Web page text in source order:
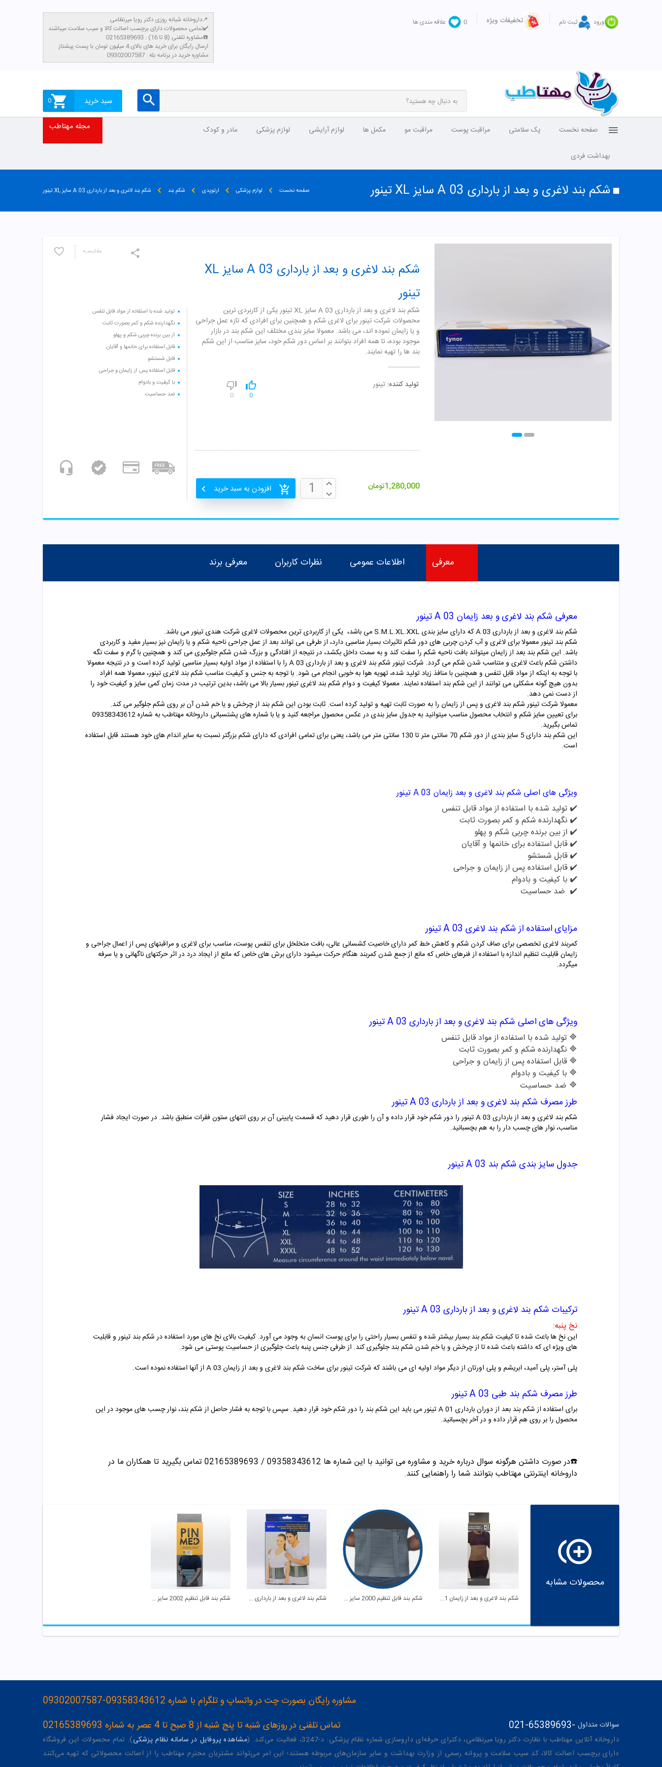
ورود ثبت نام تخفیفات ویژه 0 علاقه مندی ها
داروخانه شبانه روزی دکتر رویا میرنظامی📌
تمامی محصولات دارای برچسب اصالت کالا و سیب سلامت میباشند✔️
مشاوره تلفنی (8 تا 16) : 02165389693☎️
​ارسال رایگان برای خرید های بالای 4 میلیون تومان با پست پیشتاز
مشاوره خرید در برنامه بله : 09302007587
سبد خرید 0
صفحه نخست پک سلامتی مراقبت پوست مراقبت مو مکمل ها لوازم آرایشی لوازم پزشکی مادر و کودک
بهداشت فردی
مجله مهتاطب
شکم بند لاغری و بعد از بارداری A 03 سایز XL تینور صفحه نخست لوازم پزشکی ارتوپدی شکم بند شکم بند لاغری و بعد از بارداری A 03 سایز XL تینور
مقایسـه
تولید شده با استفاده از مواد قابل تنفس
نگهدارنده شکم و کمر بصورت ثابت
از بین برنده چربی شکم و پهلو
قابل استفاده برای خانمها و آقایان
قابل شستشو
قابل استفاده پس از زایمان و جراحی
با کیفیت و بادوام
ضد حساسیت
شکم بند لاغری و بعد از بارداری A 03 سایز XL
تینور
شکم بند لاغری و بعد از بارداری A 03 سایز XL تینور یکی از کاربردی ترین
محصولات شرکت تینور برای لاغری شکم و همچنین برای افرادی که تازه عمل جراحی
و یا زایمان نموده اند، می باشد. معمولا سایز بندی مختلف این شکم بند در بازار
موجود بوده، تا همه افراد بتوانند بر اساس دور شکم خود، سایز مناسب از این شکم
بند ها را تهیه نمایند.
تولید کننده: تینور
0
0
1,280,000تومان افزودن به سبد خرید
معرفی اطلاعات عمومی نظرات کاربران معرفی برند
معرفی شکم بند لاغری و بعد زایمان A 03 تینور
شکم بند لاغری و بعد از بارداری A 03 که دارای سایز بندی S.M.L.XL.XXL می باشد، یکی از کاربردی ترین محصولات لاغری شرکت هندی تینور می باشد.
شکم بند تینور معمولا برای لاغری و آب کردن چربی های دور شکم تاثیرات بسیار مناسبی دارد، از طرفی می تواند بعد از عمل جراحی ناحیه شکم و یا زایمان نیز بسیار مفید و کاربردی
باشد. این شکم بند بعد از زایمان میتواند بافت ناحیه شکم را سفت کند و به سمت داخل بکشد، در نتیجه از افتادگی و بزرگ شدن شکم جلوگیری می کند و همچنین با گرم و سفت نگه
داشتن شکم باعث لاغری و متناسب شدن شکم می گردد. شرکت تینور شکم بند لاغری و بعد از بارداری A 03 را با استفاده از مواد اولیه بسیار مناسبی تولید کرده است و در نتیجه معمولا
با توجه به اینکه از مواد قابل تنفس و همچنین با منافذ زیاد تولید شده، تهویه هوا به خوبی انجام می شود. با توجه به جنس و کیفیت مناسب شکم بند لاغری تینور، معمولا همه افراد
بدون هیچ گونه مشکلی می توانند از این شکم بند استفاده نمایند. معمولا کیفیت و دوام شکم بند لاغری تینور بسیار بالا می باشد، بدین ترتیب در مدت زمان کمی سایز و کیفیت خود را
از دست نمی دهد.
معمولا شرکت تینور شکم بند لاغری و پس از زایمان را به صورت ثابت تهیه و تولید کرده است. ثابت بودن این شکم بند از چرخش و یا خم شدن آن بر روی شکم جلوگیر می کند.
برای تعیین سایز شکم و انتخاب محصول مناسب میتوانید به جدول سایز بندی در عکس محصول مراجعه کنید و یا با شماره های پشتسبانی داروخانه مهتاطب به شماره 09358343612
تماس بگیرید.
این شکم بند دارای 5 سایز بندی از دور شکم 70 سانتی متر تا 130 سانتی متر می باشد، یعنی برای تمامی افرادی که دارای شکم بزرگتر نسبت به سایر اندام های خود هستند قابل استفاده
است.
ویژگی های اصلی شکم بند لاغری و بعد زایمان A 03 تینور
✔️ تولید شده با استفاده از مواد قابل تنفس
✔️نگهدارنده شکم و کمر بصورت ثابت
✔️ از بین برنده چربی شکم و پهلو
✔️قابل استفاده برای خانمها و آقایان
✔️قابل شستشو
✔️قابل استفاده پس از زایمان و جراحی
✔️با کیفیت و بادوام
✔️ ضد حساسیت
مزایای استفاده از شکم بند لاغری A 03 تینور
کمربند لاغری تخصصی برای صاف کردن شکم و کاهش خط کمر دارای خاصیت کشسانی عالی، بافت متخلخل برای تنفس پوست، مناسب برای لاغری و مراقبتهای پس از اعمال جراحی و
زایمان قابلیت تنظیم اندازه با استفاده از فنرهای خاص که مانع از جمع شدن کمربند هنگام حرکت میشود دارای برش های خاص که مانع از ایجاد درد در اثر حرکتهای ناگهانی و یا سرفه
میگردد.
ویژگی های اصلی شکم بند لاغری و بعد از بارداری A 03 تینور
🔷 تولید شده با استفاده از مواد قابل تنفس
🔷 نگهدارنده شکم و کمر بصورت ثابت
🔷 قابل استفاده پس از زایمان و جراحی
🔷 با کیفیت و بادوام
🔷 ضد حساسیت
طرز مصرف شکم بند لاغری و بعد از بارداری A 03 تینور
شکم بند لاغری و بعد از بارداری A 03 تینور را دور شکم خود قرار داده و آن را طوری قرار دهید که قسمت پایینی آن بر روی انتهای ستون فقرات منطبق باشد. در صورت ایجاد فشار
مناسب، نوار های چسب دار را به هم بچسبانید.
جدول سایز بندی شکم بند A 03 تینور
ترکیبات شکم بند لاغری و بعد از بارداری A 03 تینور
نخ پنبه:
این نخ ها باعث شده تا کیفیت شکم بند بسیار بیشتر شده و تنفس بسیار راحتی را برای پوست انسان به وجود می آورد. کیفیت بالای نخ های مورد استفاده در شکم بند تینور و قابلیت
های ویژه ای که داشته باعث شده تا از چرخش و یا خم شدن شکم بند جلوگیری کند. از طرفی جنس پنبه باعث جلوگیری از حساسیت پوستی می شود.
پلی آستر، پلی آمید، ابریشم و پلی اورتان از دیگر مواد اولیه ای می باشند که شرکت تینور برای ساخت شکم بند لاغری و بعد از زایمان A 03 از آنها استفاده نموده است.
طرز مصرف شکم بند طبی A 03 تینور
برای استفاده از شکم بند بعد از دوران بارداری A 01 تینور می باید این شکم بند را دور شکم خود قرار دهید. سپس با توجه به فشار حاصل از شکم بند، نوار چسب های موجود در این
محصول را بر روی هم قرار داده و در آخر بچسبانید.
☎️در صورت داشتن هرگونه سوال درباره خرید و مشاوره می توانید با این شماره ها 09358343612 / 02165389693
تماس بگیرید تا همکاران ما در
داروخانه اینترنتی مهتاطب بتوانند شما را راهنمایی کنند.
محصولات مشابه
شکم بند لاغری و بعد از زایمان 2001 سایز XXL پین مد شکم بند قابل تنظیم 2000 سایز XXL پین مد شکم بند لاغری و بعد از بارداری A 03 سایز M تینور شکم بند قابل تنظیم 2002 سایز XL پین مد
مشاوره رایگان بصورت چت در واتساپ و تلگرام با شماره 09358343612-09302007587
تماس تلفنی در روزهای شنبه تا پنج شنبه از 8 صبح تا 4 عصر به شماره 02165389693
021-65389693 سوالات متداول -
داروخانه آنلاین مهتاطب با نظارت دکتر رویا میرنظامی، دکترای حرفه‌ای داروسازی شماره نظام پزشکی: د-3247، فعالیت می‌کند. ( مشاهده پروفایل در سامانه نظام پزشکی). تمام محصولات این فروشگاه
دارای برچسب اصالت کالا، کد سیب سلامت و پروانه رسمی از وزارت بهداشت و سایر سازمان‌های مربوطه هستند؛ این امر می‌تواند مشتریان محترم مهتاطب را از اصالت محصولاتی که تهیه می‌کنند